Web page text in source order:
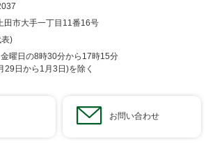
市大手一丁目11番16号
)
曜日の8時30分から17時15分
日から1月3日)を除く
お問い合わせ